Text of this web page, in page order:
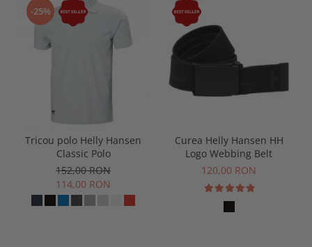
-25%
Tricou polo Helly Hansen
Classic Polo
152,00 RON
114,00 RON
Curea Helly Hansen HH
Logo Webbing Belt
120,00 RON